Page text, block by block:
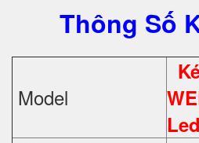
Thông Số
Model